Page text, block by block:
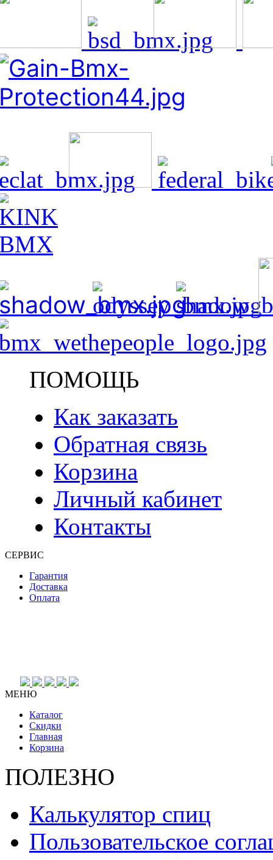
ПОМОЩЬ
Как заказать
Обратная связь
Корзина
Личный кабинет
Контакты
СЕРВИС
Гарантия
Доставка
Оплата
МЕНЮ
Каталог
Скидки
Главная
Корзина
ПОЛЕЗНО
Калькулятор спиц
Пользовательское